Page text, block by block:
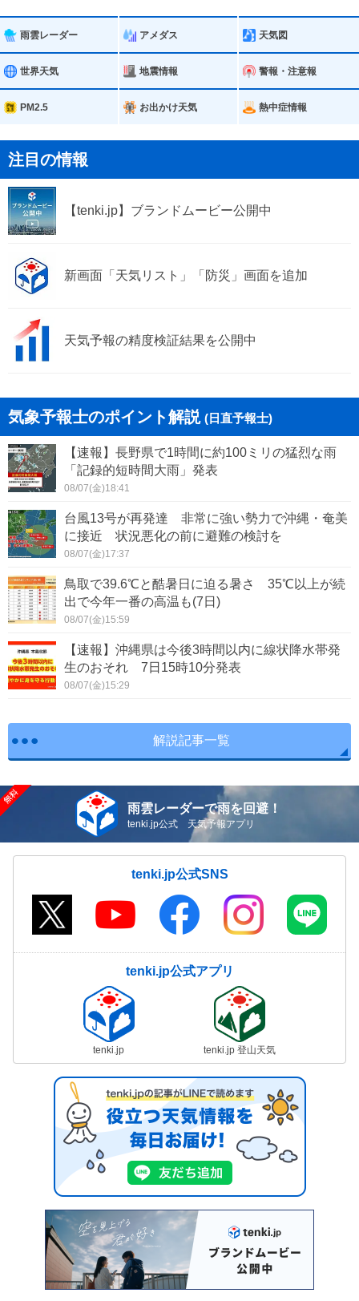
雨雲レーダー アメダス 天気図
世界天気 地震情報 警報・注意報
PM2.5 お出かけ天気 熱中症情報
注目の情報
【tenki.jp】ブランドムービー公開中
新画面「天気リスト」「防災」画面を追加
天気予報の精度検証結果を公開中
気象予報士のポイント解説 (日直予報士)
【速報】長野県で1時間に約100ミリの猛烈な雨
「記録的短時間大雨」発表
08/07(金)18:41
台風13号が再発達 非常に強い勢力で沖縄・奄美
に接近 状況悪化の前に避難の検討を
08/07(金)17:37
鳥取で39.6℃と酷暑日に迫る暑さ 35℃以上が続
出で今年一番の高温も(7日)
08/07(金)15:59
【速報】沖縄県は今後3時間以内に線状降水帯発
生のおそれ 7日15時10分発表
08/07(金)15:29
解説記事一覧
雨雲レーダーで雨を回避！
tenki.jp公式 天気予報アプリ
tenki.jp公式SNS
tenki.jp公式アプリ
tenki.jp tenki.jp 登山天気